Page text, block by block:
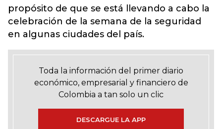
propósito de que se está llevando a cabo la
celebración de la semana de la seguridad
en algunas ciudades del país.
Toda la información del primer diario
económico, empresarial y financiero de
Colombia a tan solo un clic
DESCARGUE LA APP